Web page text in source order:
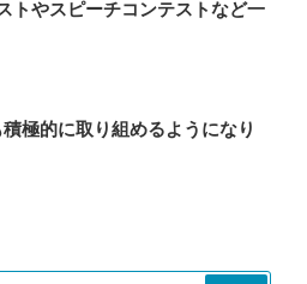
トやスピーチコンテストなど一
極的に取り組めるようになり